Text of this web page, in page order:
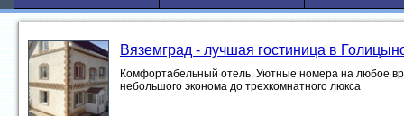
Вяземград - лучшая гостиница в
Комфортабельный отель. Уютные номера на любое
небольшого эконома до трехкомнатного люкса